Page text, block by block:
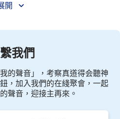
開
我們
的聲音」，考察真道得会聽神
，加入我們的在綫聚會，一起
聲音，迎接主再來。